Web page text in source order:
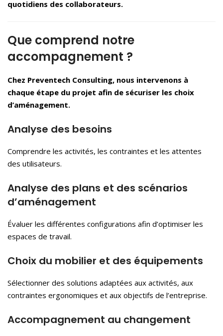
quotidiens des collaborateurs.
Que comprend notre
accompagnement ?
Chez Preventech Consulting, nous intervenons à
chaque étape du projet afin de sécuriser les choix
d’aménagement.
Analyse des besoins
Comprendre les activités, les contraintes et les attentes
des utilisateurs.
Analyse des plans et des scénarios
d’aménagement
Évaluer les différentes configurations afin d’optimiser les
espaces de travail.
Choix du mobilier et des équipements
Sélectionner des solutions adaptées aux activités, aux
contraintes ergonomiques et aux objectifs de l’entreprise.
Accompagnement au changement